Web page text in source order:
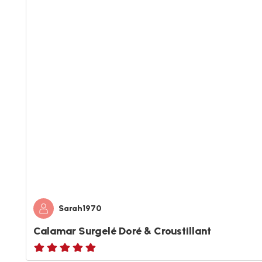
Sarah1970
Calamar Surgelé Doré & Croustillant
ratings.NaN